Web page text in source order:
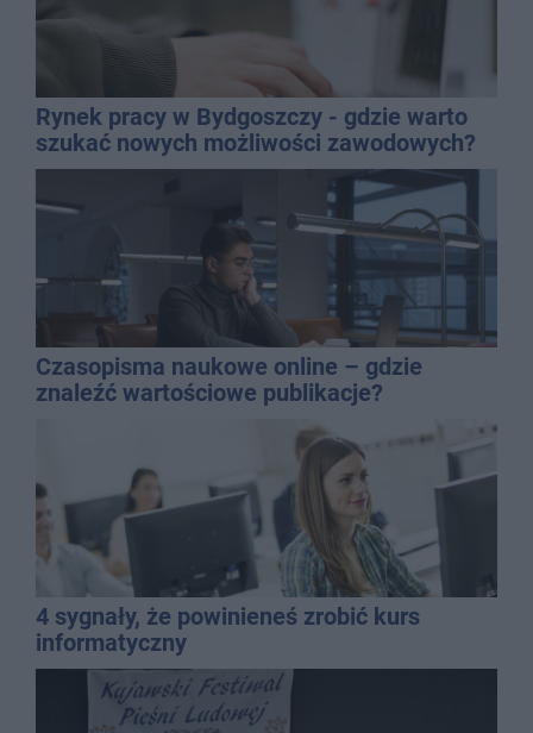
Rynek pracy w Bydgoszczy - gdzie warto
szukać nowych możliwości zawodowych?
Czasopisma naukowe online – gdzie
znaleźć wartościowe publikacje?
4 sygnały, że powinieneś zrobić kurs
informatyczny